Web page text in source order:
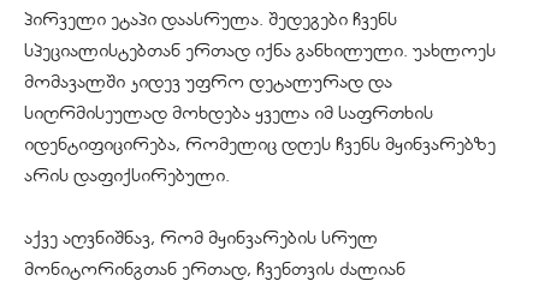
პირველი ეტაპი დაასრულა. შედეგები ჩვენს
სპეციალისტებთან ერთად იქნა განხილული. უახლოეს
მომავალში კიდევ უფრო დეტალურად და
სიღრმისეულად მოხდება ყველა იმ საფრთხის
იდენტიფიცირება, რომელიც დღეს ჩვენს მყინვარებზე
არის დაფიქსირებული.
აქვე აღვნიშნავ, რომ მყინვარების სრულ
მონიტორინგთან ერთად, ჩვენთვის ძალიან